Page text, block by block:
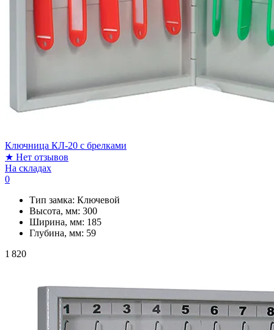
Ключница КЛ-20 с брелками
★ Нет отзывов
На складах
0
Тип замка: Ключевой
Высота, мм: 300
Ширина, мм: 185
Глубина, мм: 59
1 820